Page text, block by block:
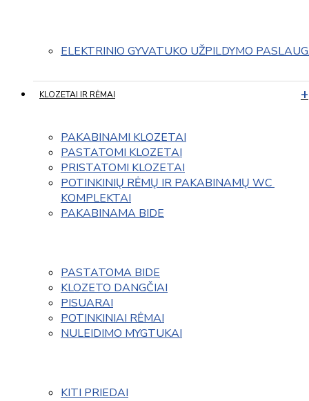
ELEKTRINIO GYVATUKO UŽPILDYMO
KLOZETAI IR RĖMAI
PAKABINAMI KLOZETAI
PASTATOMI KLOZETAI
PRISTATOMI KLOZETAI
POTINKINIŲ RĖMŲ IR PAKABINAMŲ WC
KOMPLEKTAI
PAKABINAMA BIDE
PASTATOMA BIDE
KLOZETO DANGČIAI
PISUARAI
POTINKINIAI RĖMAI
NULEIDIMO MYGTUKAI
KITI PRIEDAI